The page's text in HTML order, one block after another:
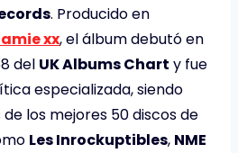
. Producido en
xx, el álbum debutó en
del UK Albums Chart y fue
especializada, siendo
los mejores 50 discos de
Les Inrockuptibles, NME